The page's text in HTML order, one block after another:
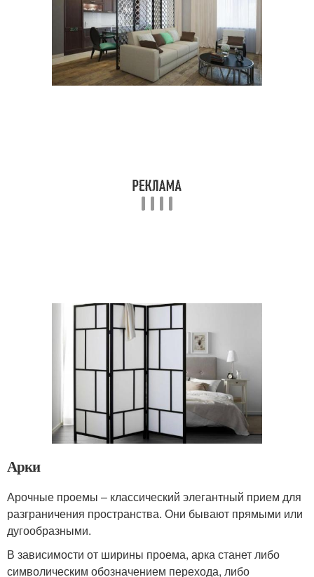
Арки
Арочные проемы – классический элегантный прием для
разграничения пространства. Они бывают прямыми или
дугообразными.
В зависимости от ширины проема, арка станет либо
символическим обозначением перехода, либо